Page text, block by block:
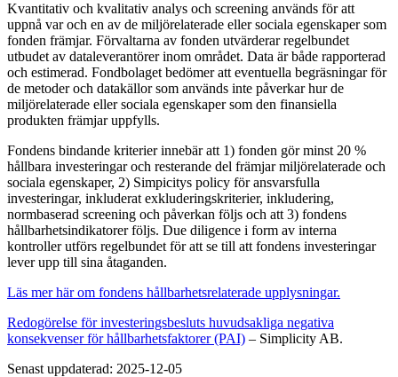
Kvantitativ och kvalitativ analys och screening används för att
uppnå var och en av de miljörelaterade eller sociala egenskaper som
fonden främjar. Förvaltarna av fonden utvärderar regelbundet
utbudet av dataleverantörer inom området. Data är både rapporterad
och estimerad. Fondbolaget bedömer att eventuella begräsningar för
de metoder och datakällor som används inte påverkar hur de
miljörelaterade eller sociala egenskaper som den finansiella
produkten främjar uppfylls.
Fondens bindande kriterier innebär att 1) fonden gör minst 20 %
hållbara investeringar och resterande del främjar miljörelaterade och
sociala egenskaper, 2) Simpicitys policy för ansvarsfulla
investeringar, inkluderat exkluderingskriterier, inkludering,
normbaserad screening och påverkan följs och att 3) fondens
hållbarhetsindikatorer följs. Due diligence i form av interna
kontroller utförs regelbundet för att se till att fondens investeringar
lever upp till sina åtaganden.
Läs mer här om fondens hållbarhetsrelaterade upplysningar.
Redogörelse för investeringsbesluts huvudsakliga negativa
konsekvenser för hållbarhetsfaktorer (PAI) – Simplicity AB.
Senast uppdaterad: 2025-12-05